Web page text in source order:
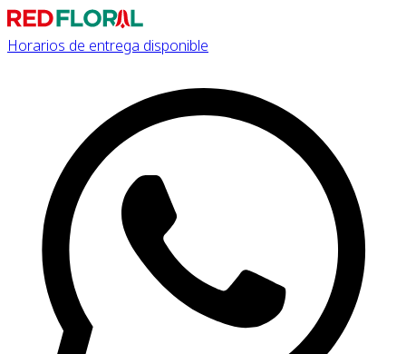
Horarios de entrega disponible